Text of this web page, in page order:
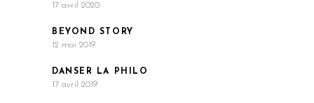
17 avril 2020
BEYOND STORY
12 mai 2019
DANSER LA PHILO
17 avril 2019